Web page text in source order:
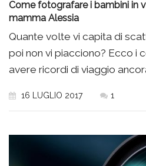
Come fotografare i bambini in
mamma Alessia
Quante volte vi capita di
poi non vi piacciono? Ecco i
avere ricordi di viaggio
16 LUGLIO 2017 1